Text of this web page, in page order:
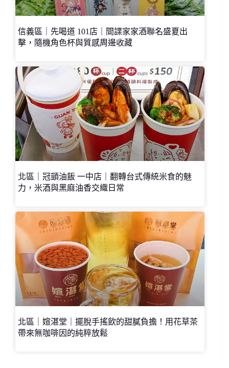
信義區｜先喝道 101店｜間諜家家酒聯名盛夏出
擊，隨機角色杯與質感周邊收藏
北區｜冠顗油飯 一中店｜翻轉台式傳統米食的魅
力，米酒與黑麻油香交織日常
北區｜媗湛堂｜擺脫手搖飲的甜膩負擔！用花草茶
帶來無咖啡因的純粹放鬆